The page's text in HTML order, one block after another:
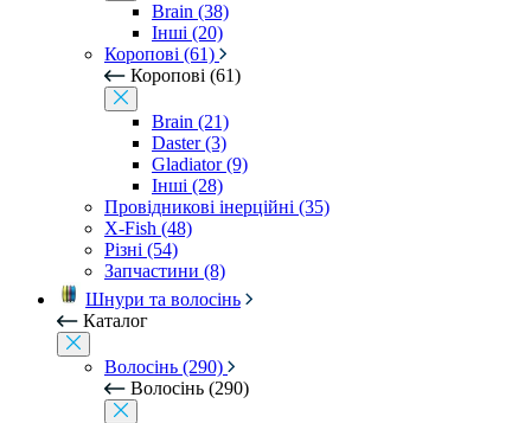
Brain (38)
Інші (20)
Коропові (61)
Коропові (61)
Brain (21)
Daster (3)
Gladiator (9)
Інші (28)
Провідникові інерційні (35)
X-Fish (48)
Різні (54)
Запчастини (8)
Шнури та волосінь
Каталог
Волосінь (290)
Волосінь (290)